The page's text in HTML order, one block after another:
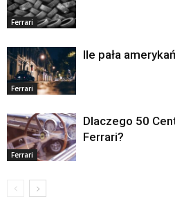
Ferrari
Ferrari
Ile pała
Ferrari
Dlaczego 50
Ferrari?